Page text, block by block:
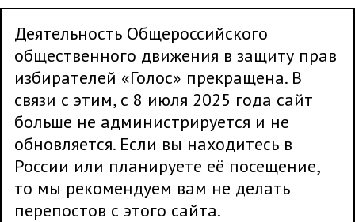
Деятельность Общероссийского
общественного движения в защиту прав
избирателей «Голос» прекращена. В
связи с этим, с 8 июля 2025 года сайт
больше не администрируется и не
обновляется. Если вы находитесь в
России или планируете её посещение,
то мы рекомендуем вам не делать
перепостов с этого сайта.